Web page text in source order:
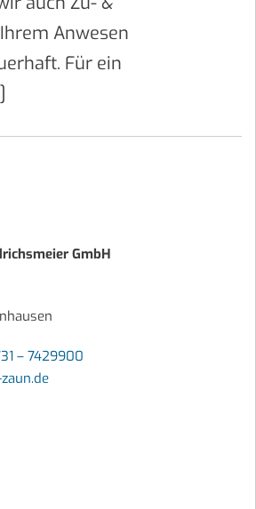
Anwesen
Für ein
GmbH
– 7429900